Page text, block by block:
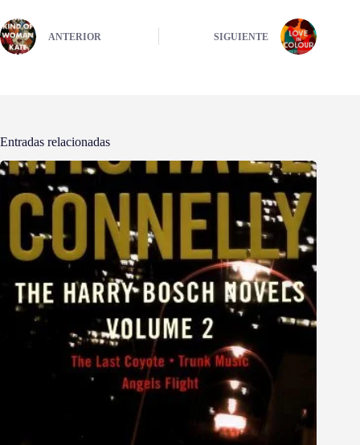
ANTERIOR SIGUIENTE
Entradas relacionadas